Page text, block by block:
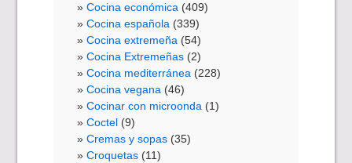
Cocina económica (409)
Cocina española (339)
Cocina extremeña (54)
Cocina Extremeñas (2)
Cocina mediterránea (228)
Cocina vegana (46)
Cocinar con microonda (1)
Coctel (9)
Cremas y sopas (35)
Croquetas (11)